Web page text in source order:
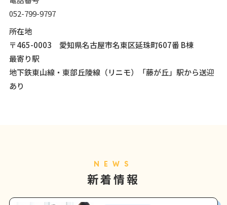
052-799-9797
所在地
〒465-0003 愛知県名古屋市名東区延珠町607番 B棟
最寄り駅
地下鉄東山線・東部丘陵線（リニモ）「藤が丘」駅から送迎
あり
NEWS
新着情報